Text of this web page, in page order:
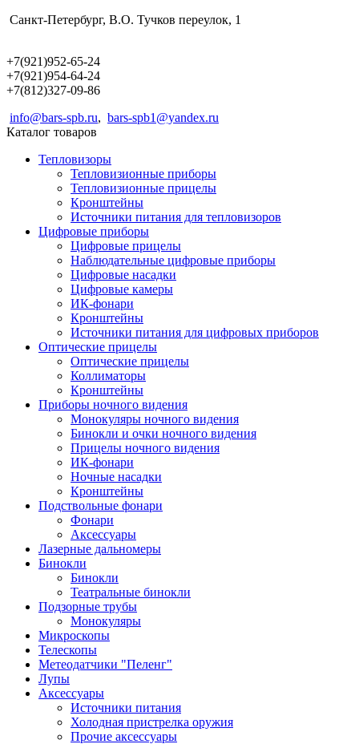
Санкт-Петербург, В.О. Тучков переулок, 1
+7(921)952-65-24
+7(921)954-64-24
+7(812)327-09-86
info@bars-spb.ru, bars-spb1@yandex.ru
Каталог товаров
Тепловизоры
Тепловизионные приборы
Тепловизионные прицелы
Кронштейны
Источники питания для тепловизоров
Цифровые приборы
Цифровые прицелы
Наблюдательные цифровые приборы
Цифровые насадки
Цифровые камеры
ИК-фонари
Кронштейны
Источники питания для цифровых приборов
Оптические прицелы
Оптические прицелы
Коллиматоры
Кронштейны
Приборы ночного видения
Монокуляры ночного видения
Бинокли и очки ночного видения
Прицелы ночного видения
ИК-фонари
Ночные насадки
Кронштейны
Подствольные фонари
Фонари
Аксессуары
Лазерные дальномеры
Бинокли
Бинокли
Театральные бинокли
Подзорные трубы
Монокуляры
Микроскопы
Телескопы
Метеодатчики "Пеленг"
Лупы
Аксессуары
Источники питания
Холодная пристрелка оружия
Прочие аксессуары